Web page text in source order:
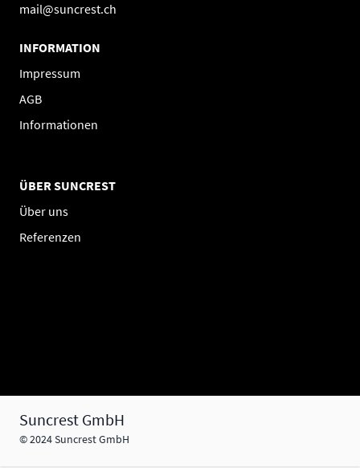
mail@suncrest.ch
INFORMATION
Impressum
AGB
Informationen
ÜBER SUNCREST
Über uns
Referenzen
Suncrest GmbH
© 2024 Suncrest GmbH